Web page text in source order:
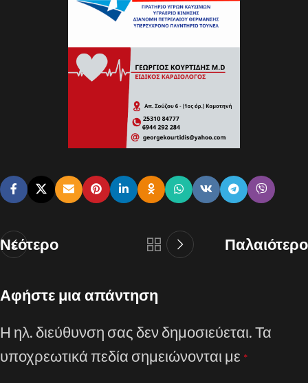
Νεότερο Παλαιότερο
Αφήστε μια απάντηση
Η ηλ. διεύθυνση σας δεν δημοσιεύεται.Τα
υποχρεωτικά πεδία σημειώνονται με *